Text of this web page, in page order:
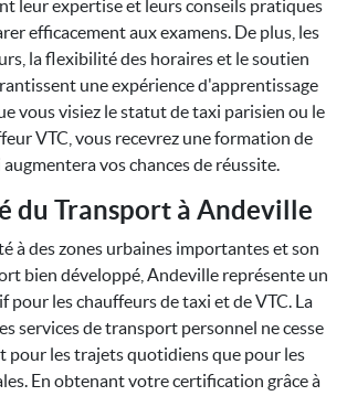
leur expertise et leurs conseils pratiques
efficacement aux examens. De plus, les
la flexibilité des horaires et le soutien
une expérience d'apprentissage
vous visiez le statut de taxi parisien ou le
VTC, vous recevrez une formation de
vos chances de réussite.
du Transport à Andeville
à des zones urbaines importantes et son
bien développé, Andeville représente un
pour les chauffeurs de taxi et de VTC. La
services de transport personnel ne cesse
pour les trajets quotidiens que pour les
En obtenant votre certification grâce à